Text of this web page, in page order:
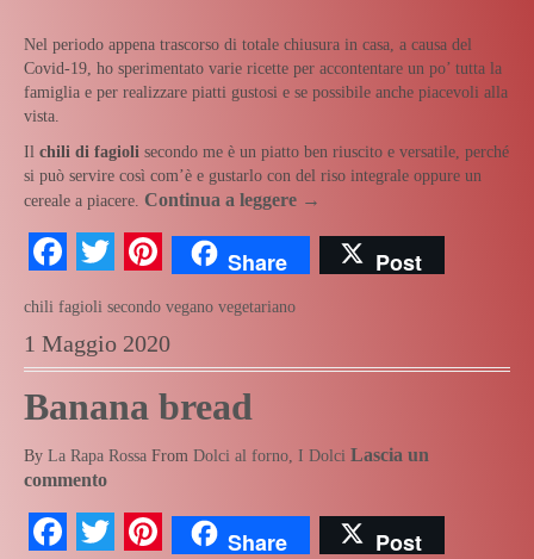
Nel periodo appena trascorso di totale chiusura in casa, a causa del
Covid-19, ho sperimentato varie ricette per accontentare un po’ tutta la
famiglia e per realizzare piatti gustosi e se possibile anche piacevoli alla
vista.
Il chili di fagioli secondo me è un piatto ben riuscito e versatile, perché
si può servire così com’è e gustarlo con del riso integrale oppure un
cereale a piacere. Continua a leggere →
Facebook
TwitterPinterest
Share Post
chili fagioli secondo vegano vegetariano
1 Maggio 2020
Banana bread
By La Rapa Rossa From Dolci al forno, I Dolci Lascia un
commento
Facebook
TwitterPinterest
Share Post